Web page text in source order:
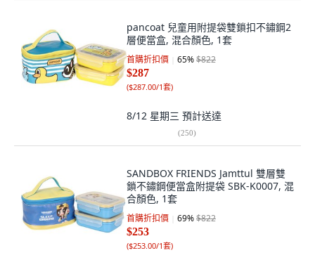
pancoat 兒童用附提袋雙鎖扣不鏽鋼2
層便當盒, 混合顏色, 1套
首購折扣價 65%$822
$287
($287.00/1套)
8/12 星期三 預計送達
(250)
SANDBOX FRIENDS Jamttul 雙層雙
鎖不鏽鋼便當盒附提袋 SBK-K0007, 混
合顏色, 1套
首購折扣價 69%$822
$253
($253.00/1套)